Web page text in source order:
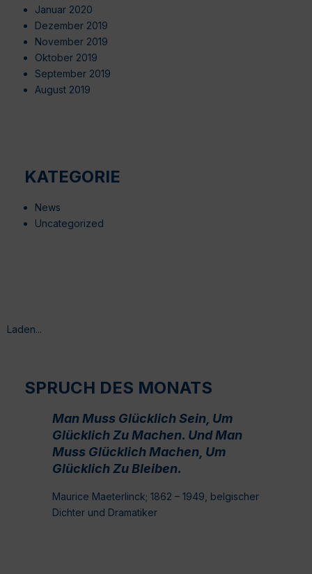
Januar 2020
Dezember 2019
November 2019
Oktober 2019
September 2019
August 2019
KATEGORIE
News
Uncategorized
Laden...
SPRUCH DES MONATS
Man Muss Glücklich Sein, Um
Glücklich Zu Machen. Und Man
Muss Glücklich Machen, Um
Glücklich Zu Bleiben.
Maurice Maeterlinck; 1862 – 1949, belgischer
Dichter und Dramatiker